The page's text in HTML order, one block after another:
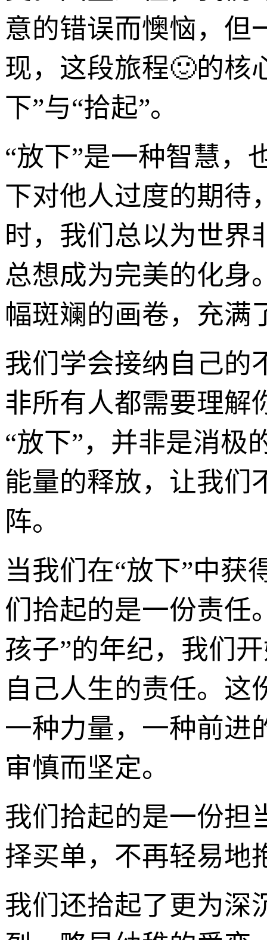
意的错误而懊恼，但
现，这段旅程🙂的核
下”与“拾起”。
“放下”是一种智慧，
下对他人过度的期待
时，我们总以为世界
总想成为完美的化身
幅斑斓的画卷，充满
我们学会接纳自己的
非所有人都需要理解
“放下”，并非是消极
能量的释放，让我们
阵。
当我们在“放下”中获
们拾起的是一份责任
孩子”的年纪，我们
自己人生的责任。这
一种力量，一种前进
审慎而坚定。
我们拾起的是一份担
择买单，不再轻易地
我们还拾起了更为深